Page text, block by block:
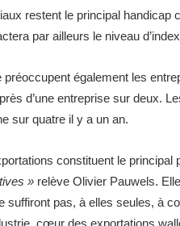
restent le principal
par ailleurs le niveau
également les
d’une entreprise sur deux.
sur quatre il y a un an.
constituent le principal
» relève Olivier Pauwels.
pas, à elles seules, à
cœur des exportations